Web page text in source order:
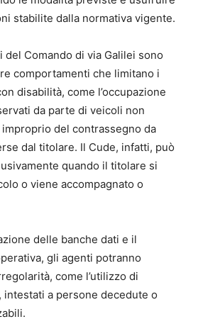
stabilite dalla normativa vigente.
Comando di via Galilei sono
comportamenti che limitano i
disabilità, come l’occupazione
da parte di veicoli non
del contrassegno da
dal titolare. Il Cude, infatti, può
quando il titolare si
o viene accompagnato o
delle banche dati e il
gli agenti potranno
come l’utilizzo di
a persone decedute o